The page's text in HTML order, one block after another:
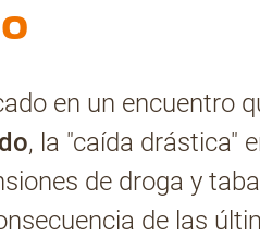
en un encuentro
, la "caída drástica"
de droga y
de las